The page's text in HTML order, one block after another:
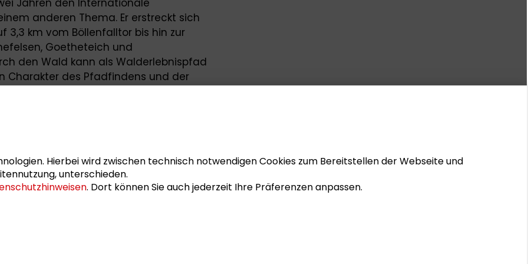
anderen Thema. Er erstreckt sich
3,3 km vom Böllenfalltor bis hin zur
Goetheteich und
den Wald kann als Walderlebnispfad
Charakter des Pfadfindens und der
und Familien, werden direkt mit
der Künstler während des
2012 Kooperationspartner bei der 4.
Zukunft“
Hierbei wird zwischen technisch notwendigen Cookies zum Bereitstellen der Webseite und
unterschieden.
. Dort können Sie auch jederzeit Ihre Präferenzen anpassen.